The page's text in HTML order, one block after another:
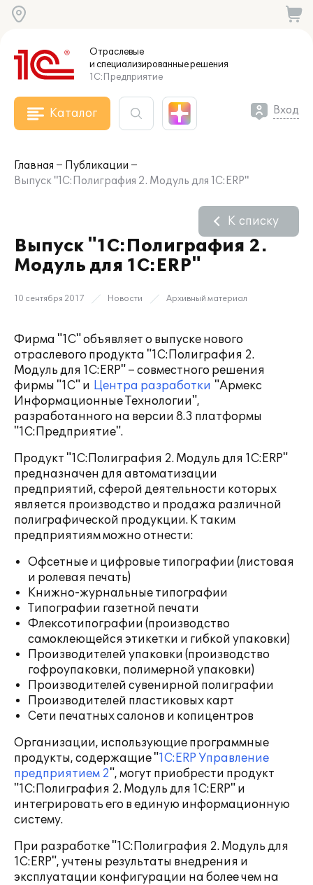
Отраслевые
и специализированныерешения
1С:Предприятие
Каталог Вход
Главная
Публикации
Выпуск "1С:Полиграфия 2. Модуль для 1С:ERP"
Выпуск "1С:Полиграфия 2.
Модуль для 1С:ERP"
К списку
10 сентября 2017 Новости Архивный материал
Фирма "1С" объявляет о выпуске нового
отраслевого продукта "1С:Полиграфия 2.
Модуль для 1С:ERP" – совместного решения
фирмы "1С" и Центра разработки "Армекс
Информационные Технологии",
разработанного на версии 8.3 платформы
"1С:Предприятие".
Продукт "1С:Полиграфия 2. Модуль для 1С:ERP"
предназначен для автоматизации
предприятий, сферой деятельности которых
является производство и продажа различной
полиграфической продукции. К таким
предприятиям можно отнести:
Офсетные и цифровые типографии (листовая
и ролевая печать)
Книжно-журнальные типографии
Типографии газетной печати
Флексотипографии (производство
самоклеющейся этикетки и гибкой упаковки)
Производителей упаковки (производство
гофроупаковки, полимерной упаковки)
Производителей сувенирной полиграфии
Производителей пластиковых карт
Сети печатных салонов и копицентров
Организации, использующие программные
продукты, содержащие "1С:ERP Управление
предприятием 2", могут приобрести продукт
"1С:Полиграфия 2. Модуль для 1С:ERP" и
интегрировать его в единую информационную
систему.
При разработке "1С:Полиграфия 2. Модуль для
1С:ERP", учтены результаты внедрения и
эксплуатации конфигурации на более чем на